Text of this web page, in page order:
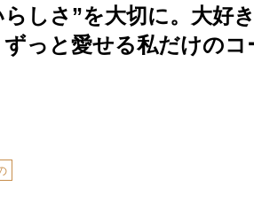
しさ”を大切に。大好
っと愛せる私だけの